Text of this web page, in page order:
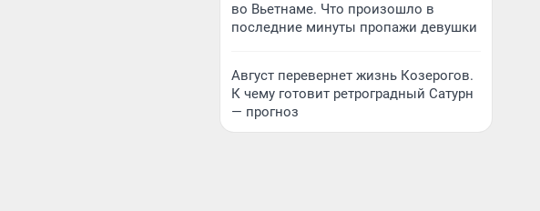
во Вьетнаме. Что произошло в
последние минуты пропажи девушки
Август перевернет жизнь Козерогов.
К чему готовит ретроградный Сатурн
— прогноз